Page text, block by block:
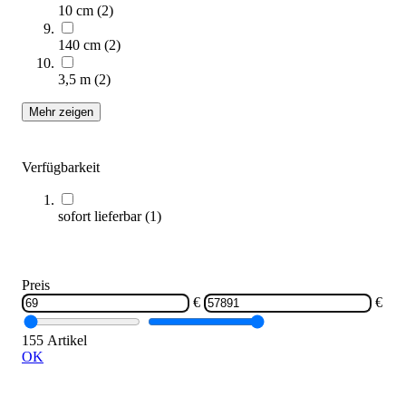
10 cm (2)
140 cm (2)
3,5 m (2)
Mehr zeigen
Verfügbarkeit
sofort lieferbar(1)
Preis
€
€
155 Artikel
OK
Preis auf Anfrage
Längere Lieferzeit